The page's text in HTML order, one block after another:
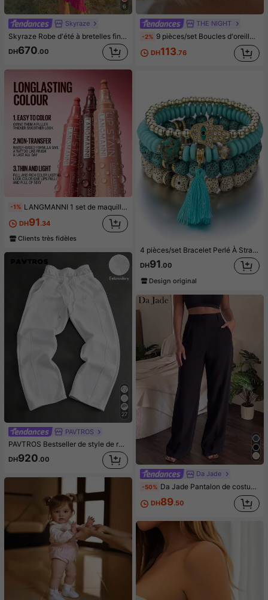
6
Skyraze
Skyraze Robe d'été à bretelles fines avec ourlet asymétrique et détails volantés, robe à volants
DH670.00
-1% LANGMANNI 1 set de maquillage pour les lèvres : rouge à lèvres liquide mat marqueur, très pigmenté, longue tenue, waterproof, crayon à lèvres multifonctionnel pour le contour des lèvres
DH91.34
Clients très fidèles
27
PAVTROS
PAVTROS Bestseller de style de rue pour hommes, patchwork à double taille, design déstructuré, patch brodé en croix 3D, convient pour les festivals de musique en plein air, les sorties décontractées, les cadeaux pour le petit ami/mari, anniversaire, pantalon de survêtement gris clair
DH920.00
THE NIGHT
-2% 9 pièces/set Boucles d'oreilles avec pendentif cœur en zircone délicates roses, convient pour les fêtes, festivals, sorties ou mariage, Saint-Valentin, maman, mère, fête des mères, cadeau
DH113.76
4 pièces/set Bracelet Perlé À Strass Main De Fatma À Franges À Franges Palmier Œil Pendentif Multicouche
DH91 .00
Design original
Da Jade
-50% Da Jade Pantalon de costume élégant pour femme multicolore à taille haute plissé jambes larges, jambes droites drapées avec fermeture éclair cachée, pantalon de bureau affaires rendez-vous avec poches latérales
DH89.50